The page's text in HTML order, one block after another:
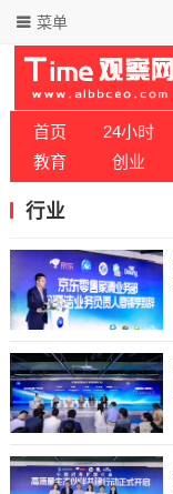
菜单
首页 24小时
教育
创业
行业